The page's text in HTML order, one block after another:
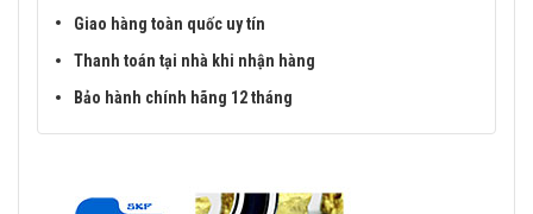
Giao hàng toàn quốc uy tín
Thanh toán tại nhà khi nhận hàng
Bảo hành chính hãng 12 tháng